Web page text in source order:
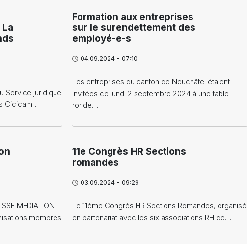
Service juridique
Cicicam…
Formation aux entreprises
sur le surendettement des
employé-e-s
04.09.2024 - 07:10
Les entreprises du canton de Neuchâtel étaient
invitées ce lundi 2 septembre 2024 à une table
ronde…
MEDIATION
membres
11e Congrès HR Sections
romandes
03.09.2024 - 09:29
Le 11ème Congrès HR Sections Romandes, organisé
en partenariat avec les six associations RH de…